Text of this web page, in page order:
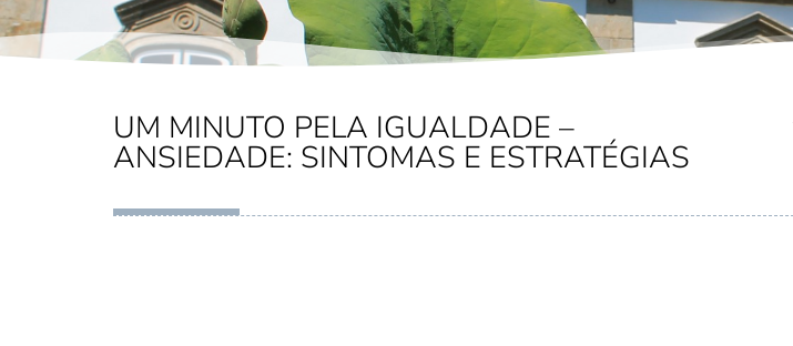
UM MINUTO PELA IGUALDADE –
ANSIEDADE: SINTOMAS E ESTRATÉGIAS